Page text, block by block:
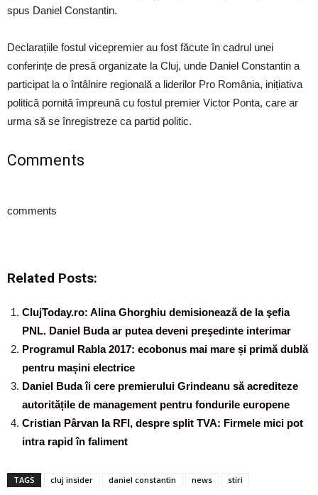
spus Daniel Constantin.
Declarațiile fostul vicepremier au fost făcute în cadrul unei
conferințe de presă organizate la Cluj, unde Daniel Constantin a
participat la o întâlnire regională a liderilor Pro România, inițiativa
politică pornită împreună cu fostul premier Victor Ponta, care ar
urma să se înregistreze ca partid politic.
Comments
comments
Related Posts:
ClujToday.ro: Alina Ghorghiu demisionează de la şefia
PNL. Daniel Buda ar putea deveni preşedinte interimar
Programul Rabla 2017: ecobonus mai mare și primă dublă
pentru mașini electrice
Daniel Buda îi cere premierului Grindeanu să acrediteze
autoritățile de management pentru fondurile europene
Cristian Pârvan la RFI, despre split TVA: Firmele mici pot
intra rapid în faliment
TAGS cluj insider daniel constantin news stiri